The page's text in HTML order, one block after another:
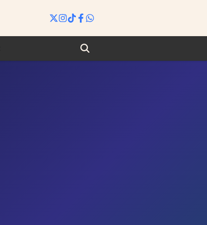
Search